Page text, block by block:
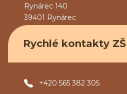
Rynárec 140
39401 Rynárec
Rychlé kontakty ZŠ
+420 565 382 305